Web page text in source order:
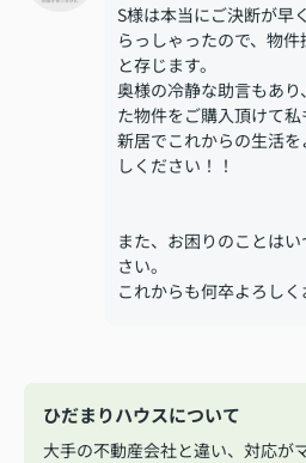
S様は本当にご決断が早
らっしゃったので、物
と存じます。
奥様の冷静な助言もあ
た物件をご購入頂けて私
新居でこれからの生活
しください！！
また、お困りのことは
さい。
これからも何卒よろしく
ひだまりハウスについて
大手の不動産会社と違い、対応が